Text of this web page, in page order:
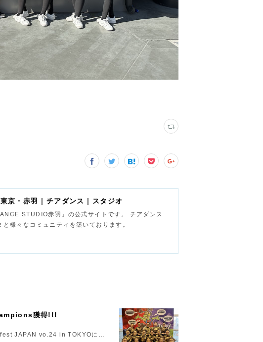
京・赤羽 | チアダンス | スタジオ
STUDIO赤羽」の公式サイトです。 チアダンス
様々なコミュニティを築いております。
獲得!!!
fest JAPAN vo.24 in TOKYOに…